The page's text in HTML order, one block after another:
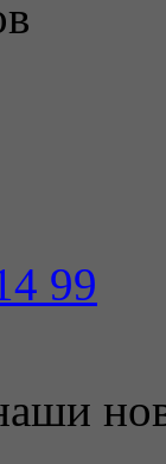
99